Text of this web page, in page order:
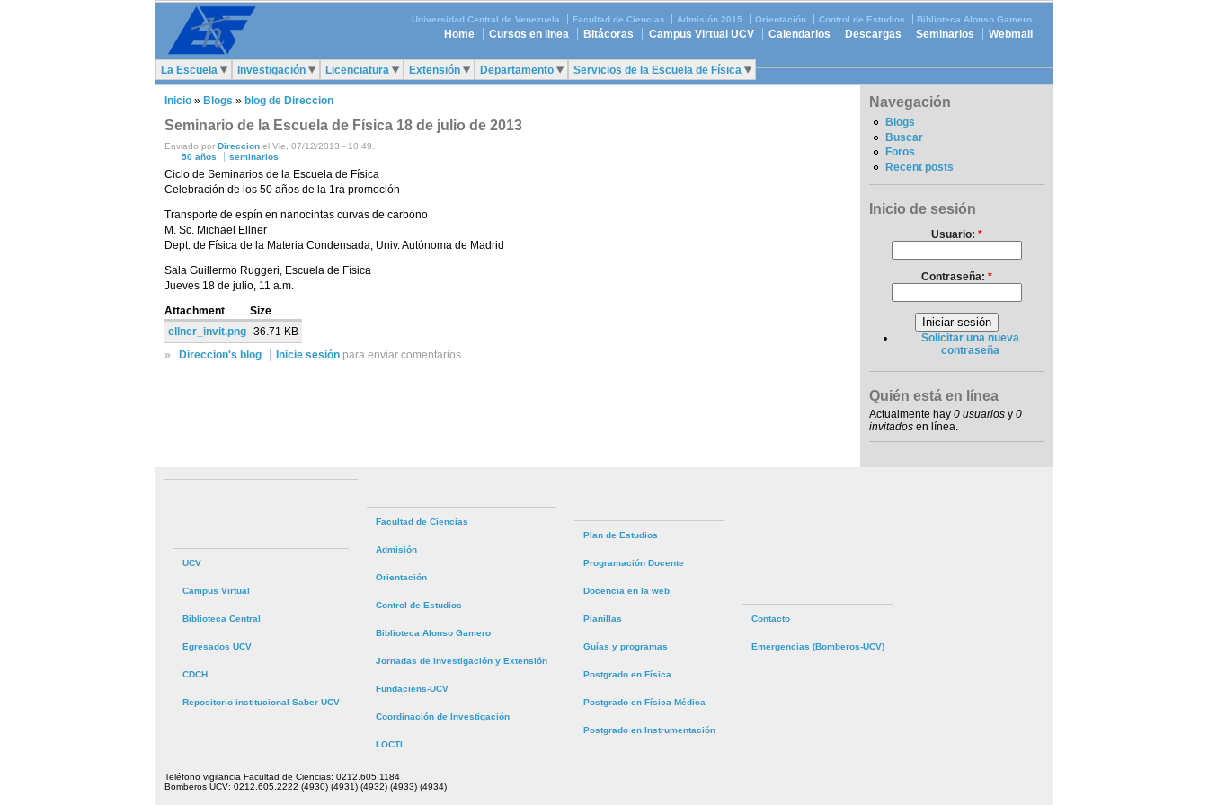
Universidad Central de Venezuela Facultad de Ciencias Admisión 2015 Orientación Control de Estudios Biblioteca Alonso Gamero
Home Cursos en linea Bitácoras Campus Virtual UCV Calendarios Descargas Seminarios Webmail
La Escuela Investigación Licenciatura Extensión Departamento Servicios de la Escuela de Física
Inicio » Blogs » blog de Direccion
Seminario de la Escuela de Física 18 de julio de 2013
Enviado por Direccion el Vie, 07/12/2013 - 10:49.
50 años
seminarios
Ciclo de Seminarios de la Escuela de Física
Celebración de los 50 años de la 1ra promoción
Transporte de espín en nanocintas curvas de carbono
M. Sc. Michael Ellner
Dept. de Física de la Materia Condensada, Univ. Autónoma de Madrid
Sala Guillermo Ruggeri, Escuela de Física
Jueves 18 de julio, 11 a.m.
Attachment
Size
ellner_invit.png 36.71 KB
»
Direccion's blog Inicie sesión para enviar comentarios
Navegación
Blogs
Buscar
Foros
Recent posts
Inicio de sesión
Usuario: *
Contraseña: *
Solicitar una nueva
contraseña
Quién está en línea
Actualmente hay 0 usuarios y 0
invitados en línea.
UCV
Campus Virtual
Biblioteca Central
Egresados UCV
CDCH
Repositorio institucional Saber UCV
Facultad de Ciencias
Admisión
Orientación
Control de Estudios
Biblioteca Alonso Gamero
Jornadas de Investigación y Extensión
Fundaciens-UCV
Coordinación de Investigación
LOCTI
Plan de Estudios
Programación Docente
Docencia en la web
Planillas
Guías y programas
Postgrado en Física
Postgrado en Física Médica
Postgrado en Instrumentación
Contacto
Emergencias (Bomberos-UCV)
Teléfono vigilancia Facultad de Ciencias: 0212.605.1184
Bomberos UCV: 0212.605.2222 (4930) (4931) (4932) (4933) (4934)